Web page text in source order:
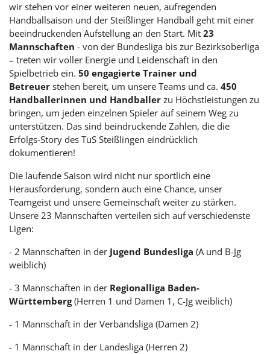
wir stehen vor einer weiteren neuen, aufregenden
Handballsaison und der Steißlinger Handball geht mit einer
beeindruckenden Aufstellung an den Start. Mit 23
Mannschaften - von der Bundesliga bis zur Bezirksoberliga
– treten wir voller Energie und Leidenschaft in den
Spielbetrieb ein. 50 engagierte Trainer und
Betreuer stehen bereit, um unsere Teams und ca. 450
Handballerinnen und Handballer zu Höchstleistungen zu
bringen, um jeden einzelnen Spieler auf seinem Weg zu
unterstützen. Das sind beindruckende Zahlen, die die
Erfolgs-Story des TuS Steißlingen eindrücklich
dokumentieren!
Die laufende Saison wird nicht nur sportlich eine
Herausforderung, sondern auch eine Chance, unser
Teamgeist und unsere Gemeinschaft weiter zu stärken.
Unsere 23 Mannschaften verteilen sich auf verschiedenste
Ligen:
- 2 Mannschaften in der Jugend Bundesliga (A und B-Jg
weiblich)
- 3 Mannschaften in der Regionalliga Baden-
Württemberg(Herren 1 und Damen 1, C-Jg weiblich)
- 1 Mannschaft in der Verbandsliga (Damen 2)
- 1 Mannschaft in der Landesliga (Herren 2)